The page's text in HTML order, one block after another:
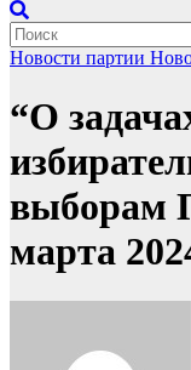
Новости партии
“О
выборам
марта